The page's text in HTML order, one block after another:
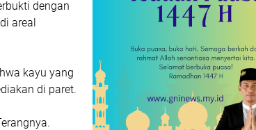
dengan
areal
kayu yang
di paret.